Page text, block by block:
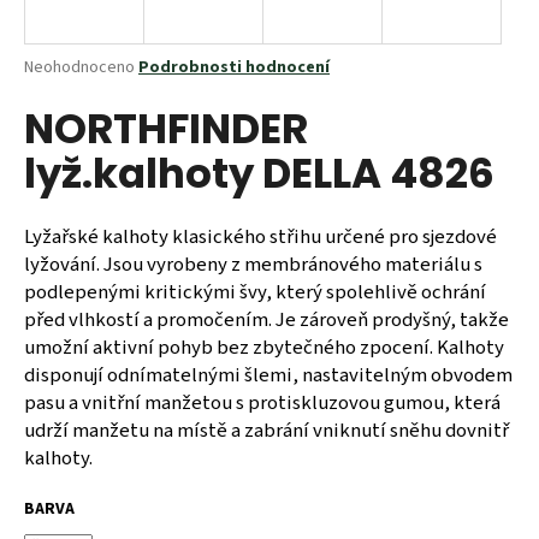
Průměrné
produktu
je
0,0
hvězdiček.
Neohodnoceno Podrobnosti hodnocení
NORTHFINDER
lyž.kalhoty DELLA 4826
Lyžařské kalhoty klasického střihu určené pro sjezdové
lyžování. Jsou vyrobeny z membránového materiálu s
podlepenými kritickými švy, který spolehlivě ochrání
před vlhkostí a promočením. Je zároveň prodyšný, takže
umožní aktivní pohyb bez zbytečného zpocení. Kalhoty
disponují odnímatelnými šlemi, nastavitelným obvodem
pasu a vnitřní manžetou s protiskluzovou gumou, která
udrží manžetu na místě a zabrání vniknutí sněhu dovnitř
kalhoty.
BARVA
j
t
?
HLEDAT
D
o
p
o
u